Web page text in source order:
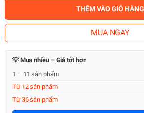
THÊM VÀO GIỎ HÀNG
MUA NGAY
💡 Mua nhiều – Giá tốt hơn
1 – 11 sản phẩm
Từ 12 sản phẩm
Từ 36 sản phẩm